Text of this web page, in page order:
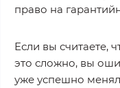
право на
Если вы считаете,
это сложно, вы
уже успешно